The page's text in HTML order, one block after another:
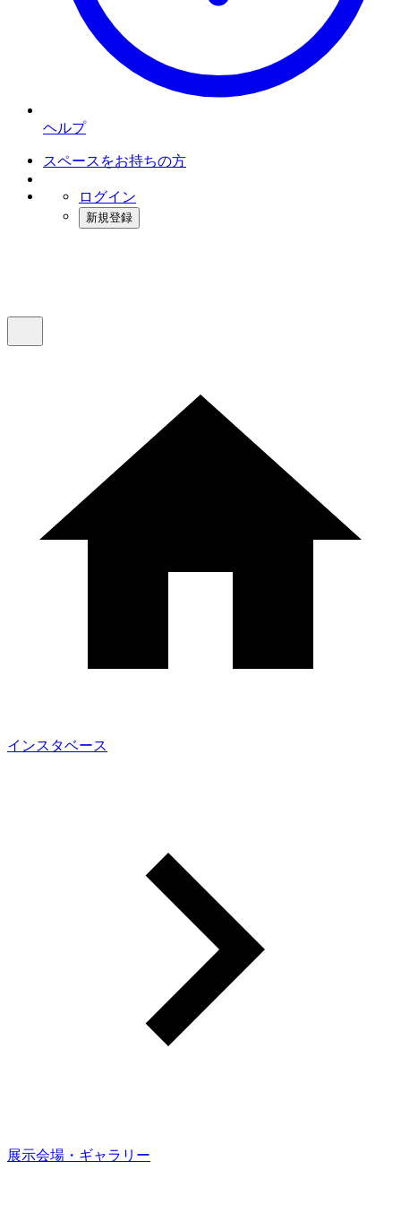
ヘルプ
スペースをお持ちの方
ログイン
新規登録
インスタベース
展示会場・ギャラリー